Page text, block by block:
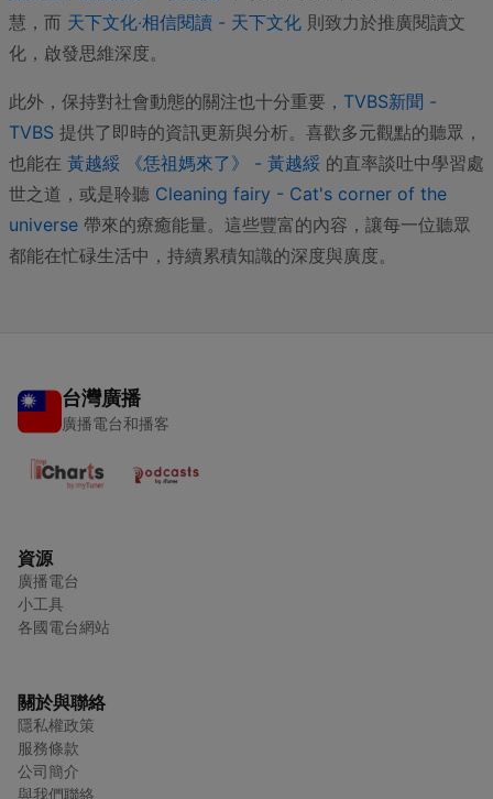
慧，而 天下文化‧相信閱讀 - 天下文化 則致力於推廣閱讀文
化，啟發思維深度。
此外，保持對社會動態的關注也十分重要， TVBS新聞 -
TVBS 提供了即時的資訊更新與分析。喜歡多元觀點的聽眾，
也能在 黃越綏 《恁祖媽來了》 - 黃越綏 的直率談吐中學習處
世之道，或是聆聽 Cleaning fairy - Cat's corner of the
universe 帶來的療癒能量。這些豐富的內容，讓每一位聽眾
都能在忙碌生活中，持續累積知識的深度與廣度。
台灣廣播
廣播電台和播客
資源
廣播電台
小工具
各國電台網站
關於與聯絡
隱私權政策
服務條款
公司簡介
與我們聯絡